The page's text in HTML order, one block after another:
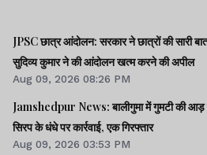
JPSC छात्र आंदोलन: सरकार ने छात्रों की सारी बात
सुदिव्य कुमार ने की आंदोलन खत्म करने की अपील
Aug 09, 2026 08:26 PM
Jamshedpur News: बालीगुमा में गुमटी की आड़
सिरप के धंधे पर कार्रवाई, एक गिरफ्तार
Aug 09, 2026 03:53 PM